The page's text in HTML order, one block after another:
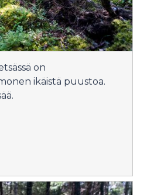
on
ikäistä puustoa.